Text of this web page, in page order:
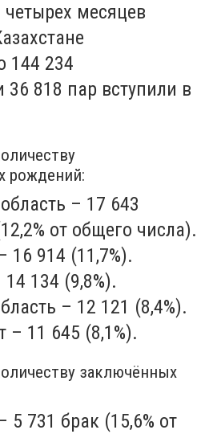
месяцев
144 234
818 пар вступили в
рождений:
– 17 643
от общего числа).
16 914 (11,7%).
134 (9,8%).
– 12 121 (8,4%).
11 645 (8,1%).
заключённых
731 брак (15,6% от